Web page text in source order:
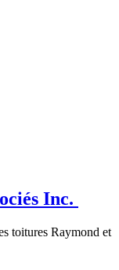
Inc.
toitures Raymond et